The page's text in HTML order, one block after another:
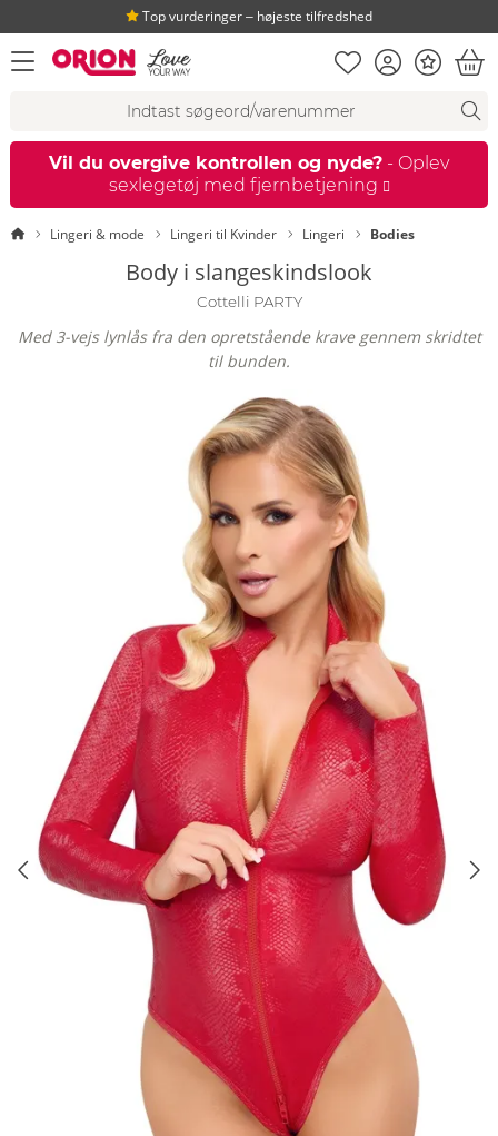
Top vurderinger ‒ højeste tilfredshed
åbn menu Huskeseddel
Kundekonto
Bonus
Vil du overgive kontrollen og nyde? - Oplev
sexlegetøj med fjernbetjening
StartsideLingeri & mode Lingeri til Kvinder Lingeri Bodies
Body i slangeskindslook
Cottelli PARTY
Med 3-vejs lynlås fra den opretstående krave gennem skridtet
til bunden.